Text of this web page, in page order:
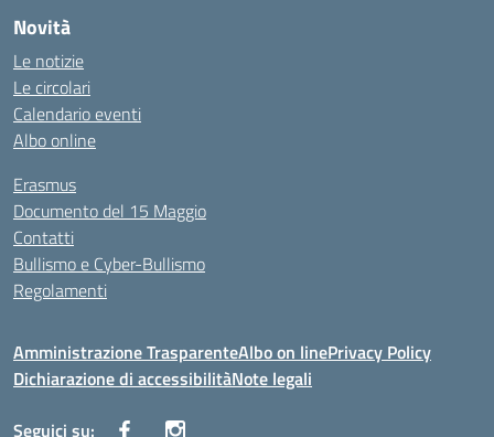
Novità
Le notizie
Le circolari
Calendario eventi
Albo online
Erasmus
Documento del 15 Maggio
Contatti
Bullismo e Cyber-Bullismo
Regolamenti
Amministrazione TrasparenteAlbo on linePrivacy Policy
Dichiarazione di accessibilitàNote legali
Seguici su: